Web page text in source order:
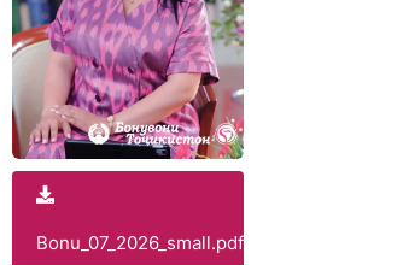
Bonu_07_2026_small.pdf